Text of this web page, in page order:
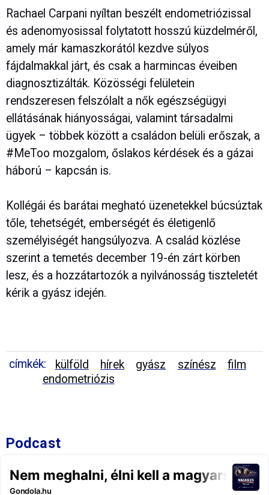
Rachael Carpani nyíltan beszélt endometriózissal
és adenomyosissal folytatott hosszú küzdelméről,
amely már kamaszkorától kezdve súlyos
fájdalmakkal járt, és csak a harmincas éveiben
diagnosztizálták. Közösségi felületein
rendszeresen felszólalt a nők egészségügyi
ellátásának hiányosságai, valamint társadalmi
ügyek – többek között a családon belüli erőszak, a
#MeToo mozgalom, őslakos kérdések és a gázai
háború – kapcsán is.
Kollégái és barátai megható üzenetekkel búcsúztak
tőle, tehetségét, emberségét és életigenlő
személyiségét hangsúlyozva. A család közlése
szerint a temetés december 19-én zárt körben
lesz, és a hozzátartozók a nyilvánosság tiszteletét
kérik a gyász idején.
címkék: külföld hírek gyász színész
film
endometriózis
Podcast